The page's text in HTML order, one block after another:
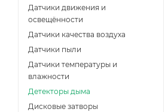
Датчики движения и
освещённости
Датчики качества воздуха
Датчики пыли
Датчики температуры и
влажности
Детекторы дыма
Дисковые затворы